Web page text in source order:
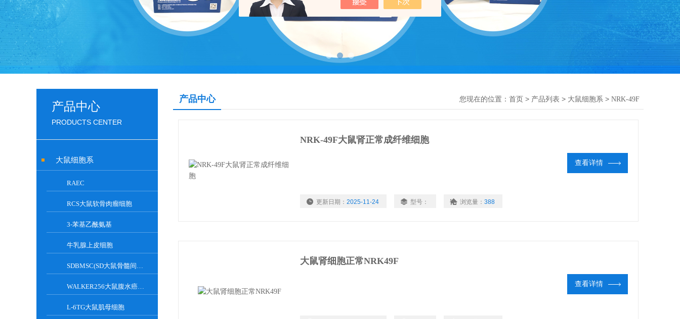
产品中心
PRODUCTS CENTER
大鼠细胞系
RAEC
RCS大鼠软骨肉瘤细胞
3-苯基乙酰氨基
牛乳腺上皮细胞
SDBMSC(SD大鼠骨髓间充质干细胞)
WALKER256大鼠腹水癌细胞
L-6TG大鼠肌母细胞
产品中心 您现在的位置： 首页 > 产品列表 > 大鼠细胞系 > NRK-49F
NRK-49F大鼠肾正常成纤维细胞
更新日期： 2025-11-24 型号： 浏览量： 388
查看详情
大鼠肾细胞正常NRK49F
查看详情